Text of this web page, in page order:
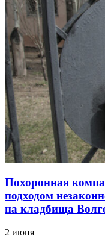
Похоронная
подходом
на кладбища
2 июня